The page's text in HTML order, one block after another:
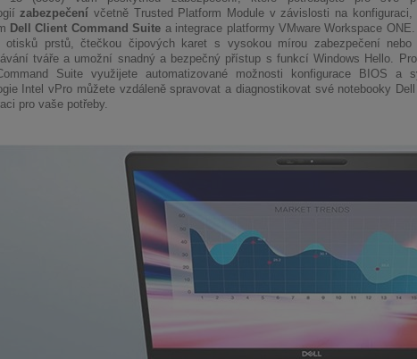
zabezpečení včetně Trusted Platform Module v závislosti na
Dell Client Command Suite a integrace platformy VMware Workspace
otisků prstů, čtečkou čipových karet s vysokou mírou zabezpečení nebo
tváře a umožní snadný a bezpečný přístup s funkcí Windows Hello.
Suite využijete automatizované možnosti konfigurace BIOS a
Intel vPro můžete vzdáleně spravovat a diagnostikovat své notebooky
pro vaše potřeby.